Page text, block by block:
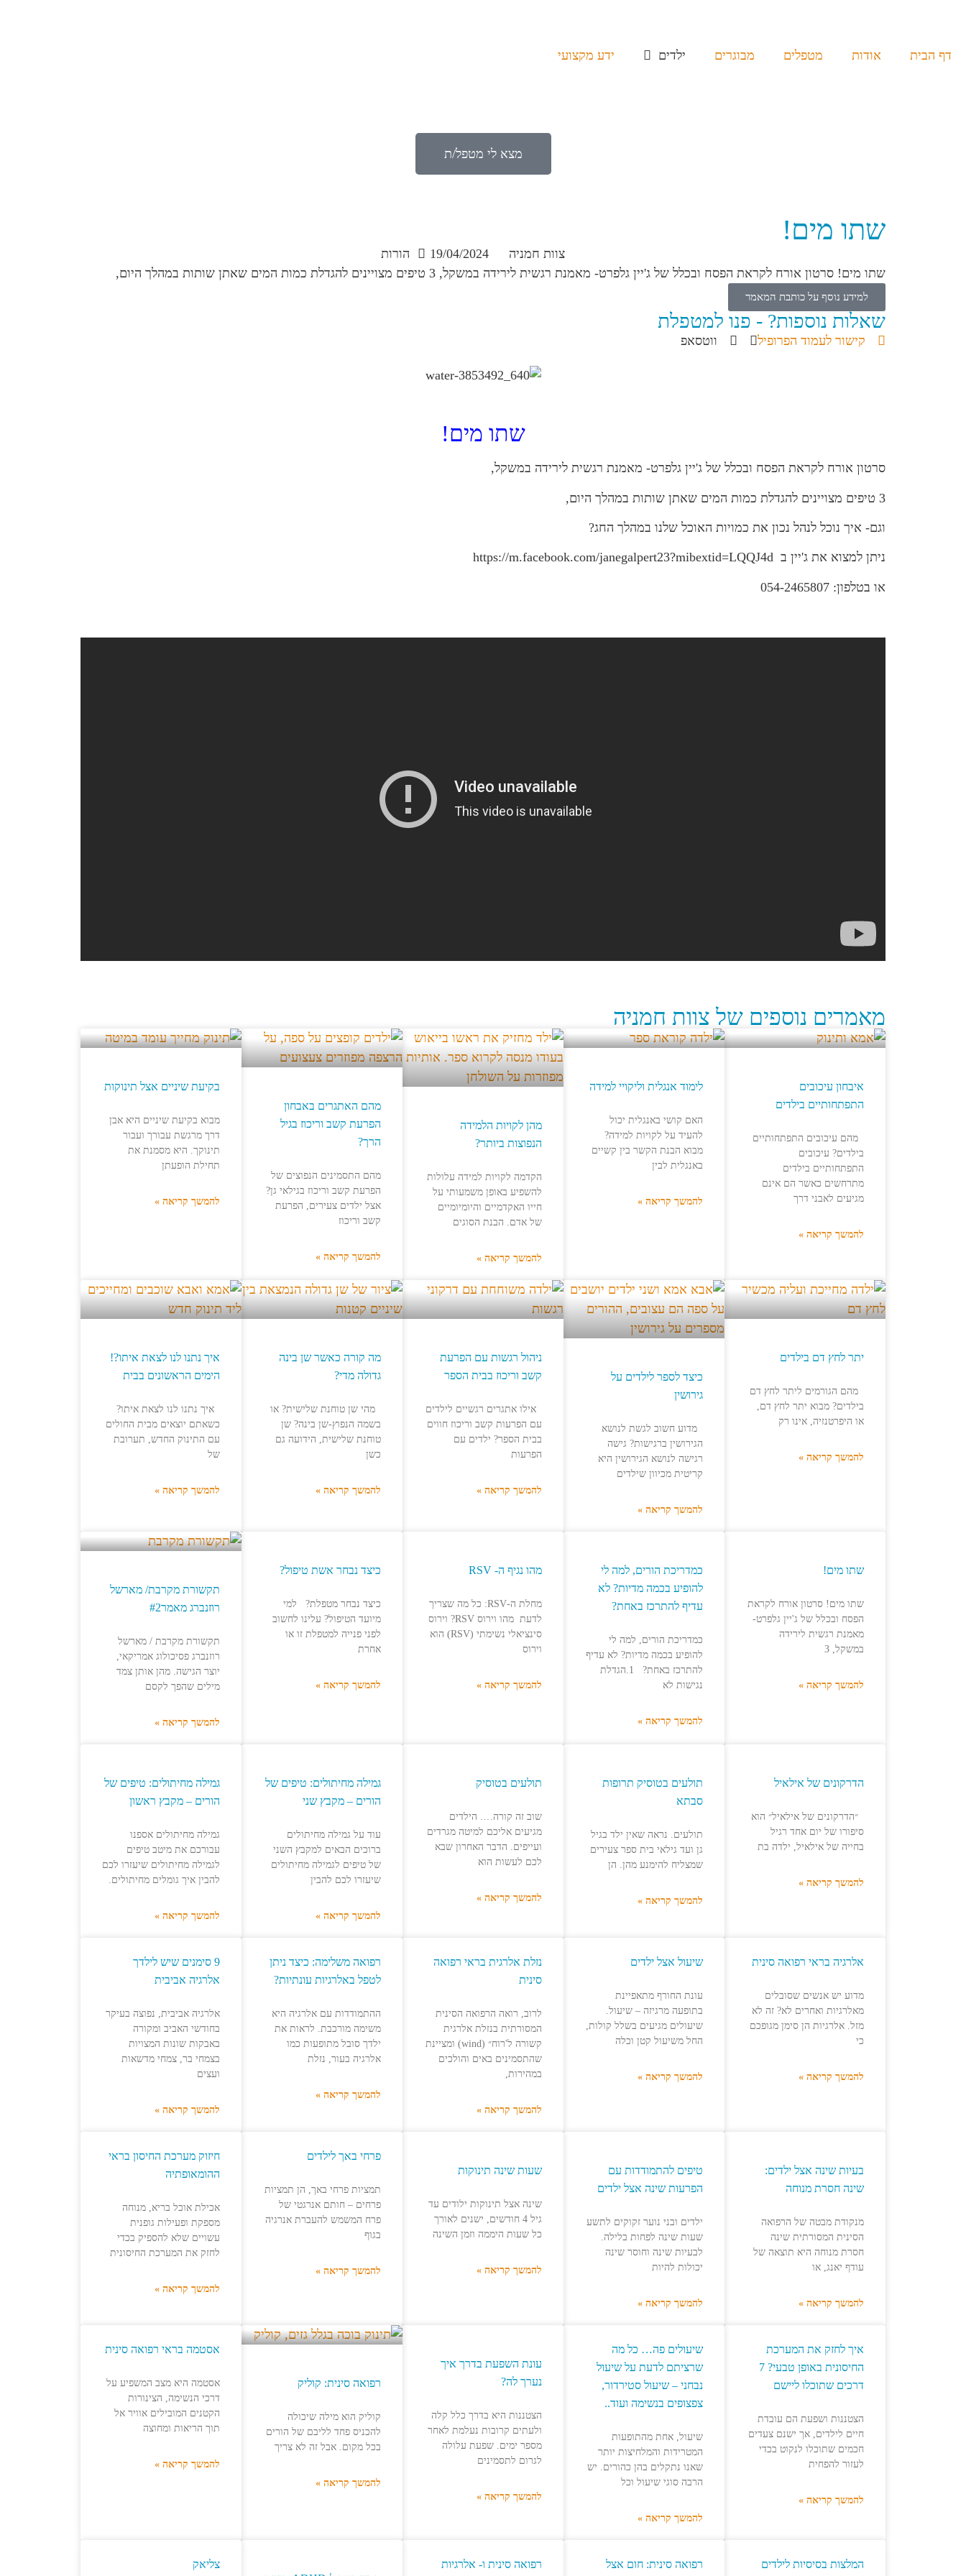
דף הבית אודות מטפלים מבוגרים ילדים ידע מקצועי
מצא לי מטפל/ת
שתו מים!
צוות חמניה 19/04/2024
הורות
שתו מים! סרטון אורח לקראת הפסח ובכלל של ג'יין גלפרט- מאמנת רגשית לירידה במשקל, 3 טיפים מצויינים להגדלת כמות המים שאתן שותות במהלך היום,
למידע נוסף על כותבת המאמר
שאלות נוספות? - פנו למטפלת
קישור לעמוד הפרופיל ווטסאפ
שתו מים!
סרטון אורח לקראת הפסח ובכלל של ג'יין גלפרט- מאמנת רגשית לירידה במשקל,
3 טיפים מצויינים להגדלת כמות המים שאתן שותות במהלך היום,
וגם- איך נוכל לנהל נכון את כמויות האוכל שלנו במהלך החג?
ניתן למצוא את ג'יין ב https://m.facebook.com/janegalpert23?mibextid=LQQJ4d
או בטלפון: 054-2465807
מאמרים נוספים של צוות חמניה
איבחון עיכובים
התפתחותיים בילדים
מהם עיכובים התפתחותיים
בילדים? עיכובים
התפתחותיים בילדים
מתרחשים כאשר הם אינם
מגיעים לאבני דרך
להמשך קריאה »
לימוד אנגלית וליקויי למידה
האם קושי באנגלית יכול
להעיד על לקויות למידה?
מבוא הבנת הקשר בין קשיים
באנגלית לבין
להמשך קריאה »
מהן לקויות הלמידה
הנפוצות ביותר?
הקדמה לקויות למידה עלולות
להשפיע באופן משמעותי על
חייו האקדמיים והיומיומיים
של אדם. הבנת הסוגים
להמשך קריאה »
מהם האתגרים באבחון
הפרעת קשב וריכוז בגיל
הרך?
מהם התסמינים הנפוצים של
הפרעת קשב וריכוז בגילאי גן?
אצל ילדים צעירים, הפרעת
קשב וריכוז
להמשך קריאה »
בקיעת שיניים אצל תינוקות
מבוא בקיעת שיניים היא אבן
דרך מרגשת עבורך ועבור
תינוקך. היא מסמנת את
תחילת הופעתן
להמשך קריאה »
יתר לחץ דם בילדים
מהם הגורמים ליתר לחץ דם
בילדים? מבוא יתר לחץ דם,
או היפרטנזיה, אינו רק
להמשך קריאה »
כיצד לספר לילדים על
גירושין
מדוע חשוב לגשת לנושא
הגירושין ברגישות? גישה
רגישה לנושא הגירושין היא
קריטית מכיוון שילדים
להמשך קריאה »
ניהול רגשות עם הפרעת
קשב וריכוז בבית הספר
אילו אתגרים רגשיים לילדים
עם הפרעות קשב וריכוז חווים
בבית הספר? ילדים עם
הפרעות
להמשך קריאה »
מה קורה כאשר שן בינה
גדולה מדי?
מהי שן טוחנת שלישית? או
בשמה הנפוץ-שן בינה? שן
טוחנת שלישית, הידועה גם
כשן
להמשך קריאה »
איך נתנו לנו לצאת איתו?!
הימים הראשונים בבית
איך נתנו לנו לצאת איתו?
כשאתם יוצאים מבית החולים
עם התינוק החדש, תערובת
של
להמשך קריאה »
שתו מים!
שתו מים! סרטון אורח לקראת
הפסח ובכלל של ג'יין גלפרט-
מאמנת רגשית לירידה
במשקל, 3
להמשך קריאה »
כמדריכת הורים, למה לי
להופיע בכמה מדיות? לא
עדיף להתרכז באחת?
כמדריכת הורים, למה לי
להופיע בכמה מדיות? לא עדיף
להתרכז באחת? 1.הגדלת
נגישות לא
להמשך קריאה »
מהו נגיף ה- RSV
מחלת ה-RSV: כל מה שצריך
לדעת מהו וירוס RSV? וירוס
סינציאלי נשימתי (RSV) הוא
וירוס
להמשך קריאה »
כיצד נבחר אשת טיפול?
כיצד נבחר מטפלת? למי
מיועד הטיפול? עלינו לחשוב
לפני פנייה למטפלת זו או
אחרת
להמשך קריאה »
תקשורת מקרבת/ מארשל
רוזנברג מאמר#2
תקשורת מקרבת / מארשל
רוזנברג פסיכולוג אמריקאי,
יוצר הגישה. מהן אותן צמד
מילים שהפך לקסם
להמשך קריאה »
הדרקונים של אילאיל
״הדרקונים של אילאיל״ הוא
סיפורו של יום אחד רגיל
בחייה של אילאיל, ילדה בת
להמשך קריאה »
תולעים בטוסיק תרופות
סבתא
תולעים. נראה שאין ילד בגיל
גן ועד גילאי בית ספר צעירים
שמצליח להימנע מהן. הן
להמשך קריאה »
תולעים בטוסיק
שוב זה קורה…. הילדים
מגיעים אליכם למיטה מגרדים
ועייפים. הדבר האחרון שבא
לכם לעשות הוא
להמשך קריאה »
גמילה מחיתולים: טיפים של
הורים – מקבץ שני
עוד על גמילה מחיתולים
ברוכים הבאים למקבץ השני
של טיפים לגמילה מחיתולים
שיעזרו לכם להבין
להמשך קריאה »
גמילה מחיתולים: טיפים של
הורים – מקבץ ראשון
גמילה מחיתולים אספנו
עבורכם את מיטב טיפים
לגמילה מחיתולים שיעזרו לכם
להבין איך גומלים מחיתולים.
להמשך קריאה »
אלרגיה בראי רפואה סינית
מדוע יש אנשים שסובלים
מאלרגיות ואחרים לא? זה לא
מזל. אלרגיות הן סימן מגופכם
כי
להמשך קריאה »
שיעול אצל ילדים
עונת החורף מתאפיינת
בתופעה מרגיזה – שיעול.
שיעולים מגיעים בשלל קולות,
החל משיעול קטן וכלה
להמשך קריאה »
נזלת אלרגית בראי רפואה
סינית
לרוב, רואה הרפואה הסינית
המסורתית בנזלת אלרגית
קשורה ל'רוח״ (wind) ומציינת
שהתסמינים באים והולכים
במהירות,
להמשך קריאה »
רפואה משלימה: כיצד ניתן
לטפל באלרגיות עונתיות?
ההתמודדות עם אלרגיה היא
משימה מורכבת. לראות את
ילדך סובל מתופעות כמו
אלרגיה בעור, נזלת
להמשך קריאה »
9 סימנים שיש לילדך
אלרגיה אביבית
אלרגיה אביבית, נפוצה בעיקר
בחודשי האביב ומקורה
באבקות שונות המצויות
בצמחי בר, צמחי מדשאות
ועצים
להמשך קריאה »
בעיות שינה אצל ילדים:
שינה חסרת מנוחה
מנקודת מבטה של הרפואה
הסינית המסורתית שינה
חסרת מנוחה היא תוצאה של
עודף יאנג, או
להמשך קריאה »
טיפים להתמודדות עם
הפרעות שינה אצל ילדים
ילדים ובני נוער זקוקים לתשע
שעות שינה לפחות בלילה.
לבעיות שינה וחוסר שינה
יכולות להיות
להמשך קריאה »
שעות שינה תינוקות
שינה אצל תינוקות ילודים עד
גיל 4 חודשים, ישנים לאורך
כל שעות היממה וזמן השינה
להמשך קריאה »
פרחי באך לילדים
תמציות פרחי באך, הן תמציות
פרחים – חותם אנרגטי של
פרח המשמש להעברת אנרגיה
בגוף
להמשך קריאה »
חיזוק מערכת החיסון בראי
ההומאופתיה
אכילת אוכל בריא, מנוחה
מספקת ופעילות גופנית
עשויים שלא להספיק בכדי
לחזק את המערכת החיסונית
להמשך קריאה »
איך לחזק את המערכת
החיסונית באופן טבעי? 7
דרכים שתוכלו ליישם
הצטננות ושפעת הם עובדת
חיים לילדים, אך ישנם צעדים
חכמים שתוכלו לנקוט בכדי
לעזור להפחית
להמשך קריאה »
שיעולים פה… כל מה
שרציתם לדעת על שיעול
נבחני – שיעול סטירדור,
צפצופים בנשימה ועוד..
שיעול, אחת מהתופעות
המטרידות והמלחיצות יותר
שאנו נתקלים בהן כהורים. יש
הרבה סוגי שיעול וכל
להמשך קריאה »
עונת השפעת בדרך איך
נערך לה?
הצטננות היא בדרך כלל קלה
ולעתים קרובות נעלמת לאחר
מספר ימים. שפעת עלולה
לגרום לתסמינים
להמשך קריאה »
רפואה סינית: קוליק
קוליק הוא מילה שיכולה
להכניס פחד לליבם של הורים
בכל מקום. אבל זה לא צריך
להמשך קריאה »
אסטמה בראי רפואה סינית
אסטמה היא מצב המשפיע על
דרכי הנשימה, הצינורות
הקטנים המובילים אוויר אל
תוך הריאות ומחוצה
להמשך קריאה »
המלצות בסיסיות לילדים רפואה סינית: חום אצל
רפואה סינית ו- אלרגיות
צליאק